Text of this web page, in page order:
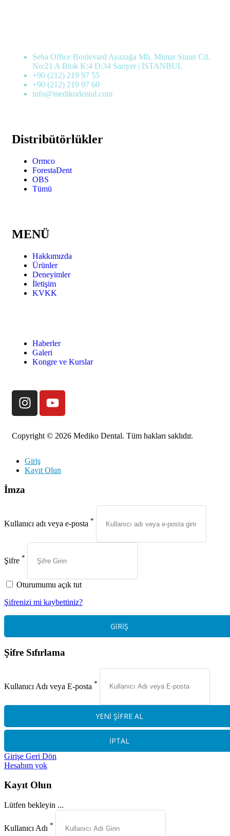
Seba Office Boulevard Ayazağa Mh. Mimar Sinan Cd.
No:21 A Blok K:4 D:34 Sarıyer | İSTANBUL
+90 (212) 219 97 55
+90 (212) 219 97 60
info@medikodental.com
Distribütörlükler
Ormco
ForestaDent
OBS
Tümü
MENÜ
Hakkımızda
Ürünler
Deneyimler
İletişim
KVKK
Haberler
Galeri
Kongre ve Kurslar
Copyright © 2026 Mediko Dental. Tüm hakları saklıdır.
Giriş
Kayıt Olun
İmza
Kullanıcı adı veya e-posta *
Şifre *
Oturumumu açık tut
Şifrenizi mi kaybettiniz?
Şifre Sıfırlama
Kullanıcı Adı veya E-posta *
Girişe Geri Dön
Hesabım yok
Kayıt Olun
Lütfen bekleyin ...
Kullanıcı Adı *